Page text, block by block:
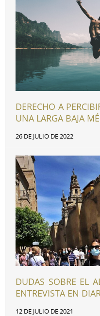
DERECHO A
UNA LARGA BAJA
26 DE JULIO DE 2022
DUDAS SOBRE EL
ENTREVISTA EN
12 DE JULIO DE 2021